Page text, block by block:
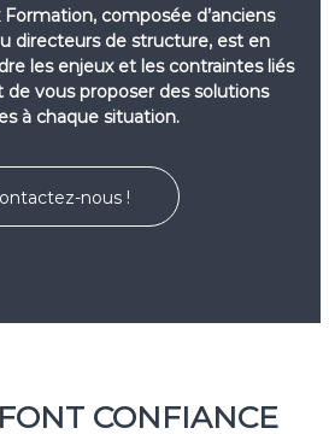
Formation, composée d’anciens
directeurs de structure, est en
les enjeux et les contraintes liés
de vous proposer des solutions
à chaque situation.
nous !
CONFIANCE